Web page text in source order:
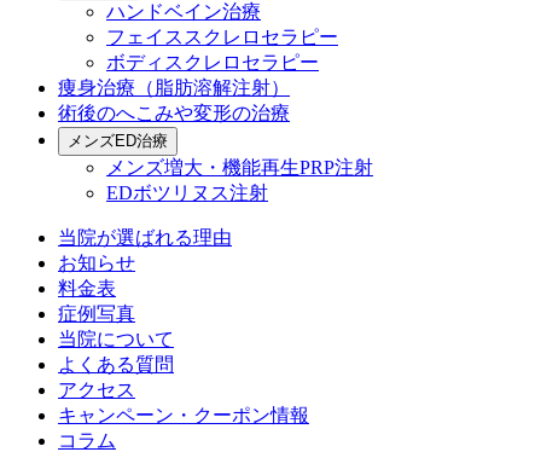
ハンドベイン治療
フェイススクレロセラピー
ボディスクレロセラピー
痩身治療（脂肪溶解注射）
術後のへこみや変形の治療
メンズED治療
メンズ増大・機能再生PRP注射
EDボツリヌス注射
当院が選ばれる理由
お知らせ
料金表
症例写真
当院について
よくある質問
アクセス
キャンペーン・クーポン情報
コラム